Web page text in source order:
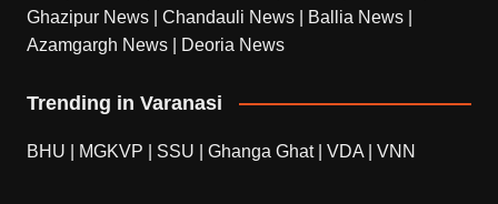
Ghazipur News
Chandauli News Ballia News
Azamgargh News
Deoria News
Trending in Varanasi
BHU MGKVP SSU Ghanga Ghat| VDA VNN